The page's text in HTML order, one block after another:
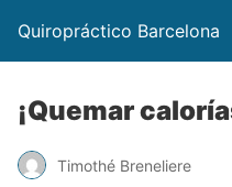
Quiropráctico Barcelona
¡Quemar
Timothé Breneliere